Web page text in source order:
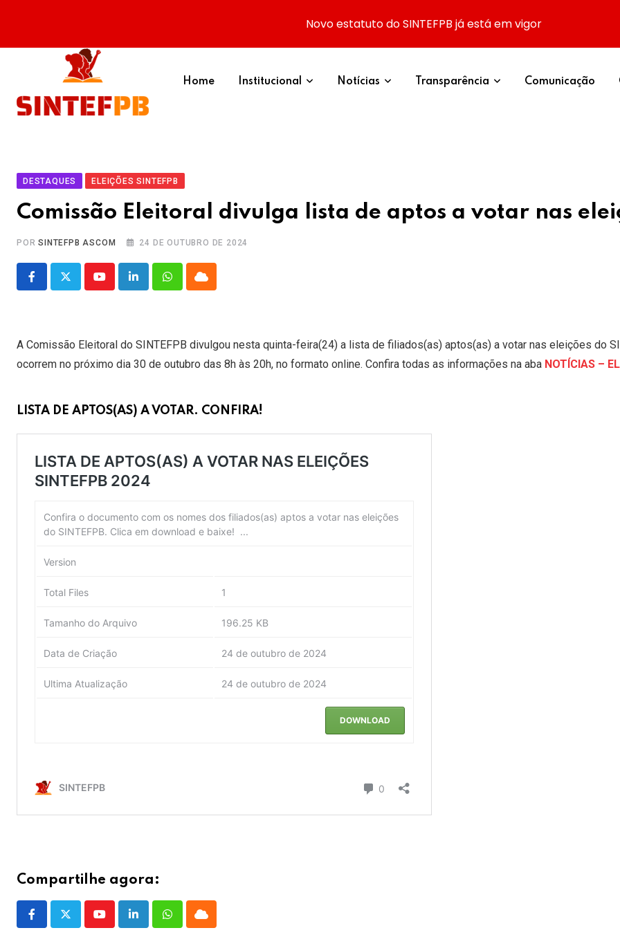
content
Home Institucional Notícias Transparência Comunicação
DESTAQUES ELEIÇÕES SINTEFPB
Comissão Eleitoral divulga lista de aptos a votar nas
PORSINTEFPB ASCOM 24 DE OUTUBRO DE 2024
YoutubeLinkedInWhatsappCloud
A Comissão Eleitoral do SINTEFPB divulgou nesta quinta-feira(24) a lista de filiados(as) aptos(as) a votar nas eleições do
ocorrem no próximo dia 30 de outubro das 8h às 20h, no formato online. Confira todas as informações na aba NOTÍCIAS –
LISTA DE APTOS(AS) A VOTAR. CONFIRA!
Compartilhe agora:
YoutubeLinkedInWhatsappCloud
Novo estatuto do SINTEFPB já está em vigor